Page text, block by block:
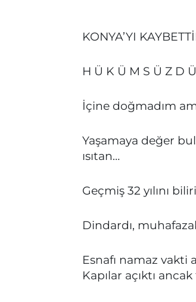
KONYA’YI
H Ü K Ü M S Ü Z D
İçine doğmadım
Yaşamaya değer
ısıtan…
Geçmiş 32 yılını
Dindardı,
Esnafı namaz vakti
Kapılar açıktı